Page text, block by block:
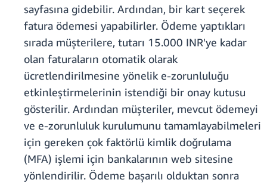
sayfasına gidebilir. Ardından, bir kart seçerek
fatura ödemesi yapabilirler. Ödeme yaptıkları
sırada müşterilere, tutarı 15.000 INR'ye kadar
olan faturaların otomatik olarak
ücretlendirilmesine yönelik e-zorunluluğu
etkinleştirmelerinin istendiği bir onay kutusu
gösterilir. Ardından müşteriler, mevcut ödemeyi
ve e-zorunluluk kurulumunu tamamlayabilmeleri
için gereken çok faktörlü kimlik doğrulama
(MFA) işlemi için bankalarının web sitesine
yönlendirilir. Ödeme başarılı olduktan sonra